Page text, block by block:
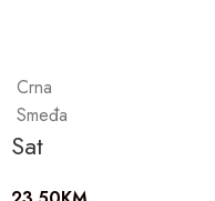
Crna
Smeđa
Sat